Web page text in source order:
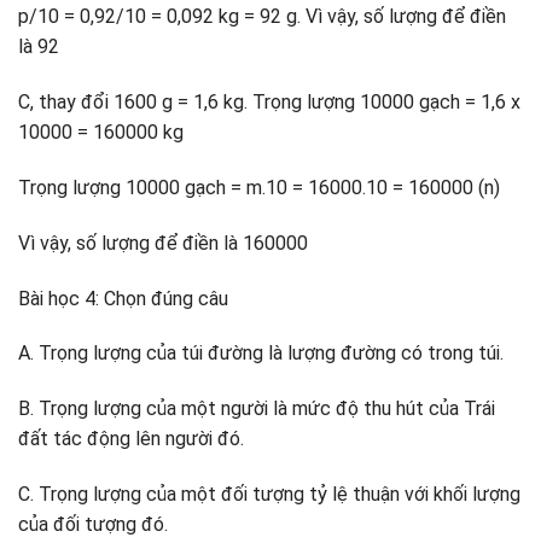
p/10 = 0,92/10 = 0,092 kg = 92 g. Vì vậy, số lượng để điền
là 92
C, thay đổi 1600 g = 1,6 kg. Trọng lượng 10000 gạch = 1,6 x
10000 = 160000 kg
Trọng lượng 10000 gạch = m.10 = 16000.10 = 160000 (n)
Vì vậy, số lượng để điền là 160000
Bài học 4: Chọn đúng câu
A. Trọng lượng của túi đường là lượng đường có trong túi.
B. Trọng lượng của một người là mức độ thu hút của Trái
đất tác động lên người đó.
C. Trọng lượng của một đối tượng tỷ lệ thuận với khối lượng
của đối tượng đó.